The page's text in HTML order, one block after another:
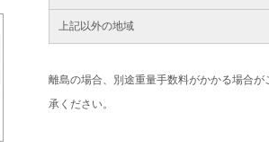
上記以外の地域
離島の場合、別途重量手数料がかかる場合が
承ください。